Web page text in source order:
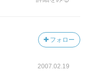
フォロー
2007.02.19